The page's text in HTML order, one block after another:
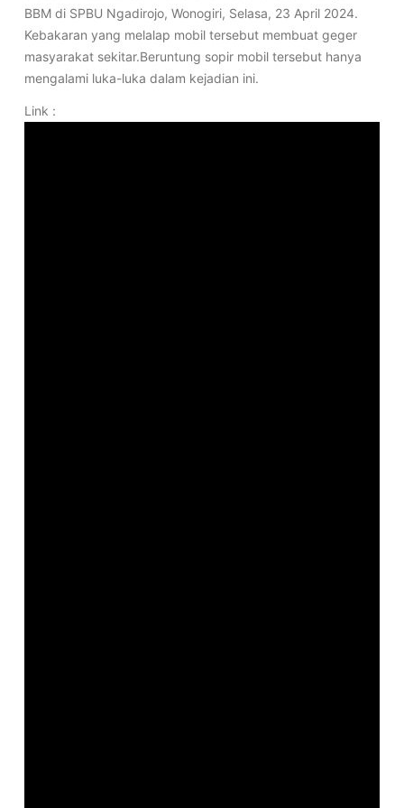
BBM di SPBU Ngadirojo, Wonogiri, Selasa, 23 April 2024.
Kebakaran yang melalap mobil tersebut membuat geger
masyarakat sekitar.Beruntung sopir mobil tersebut hanya
mengalami luka-luka dalam kejadian ini.
Link :